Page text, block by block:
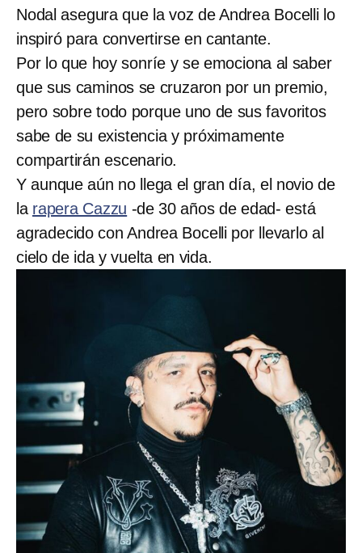
Nodal asegura que la voz de Andrea Bocelli lo
inspiró para convertirse en cantante.
Por lo que hoy sonríe y se emociona al saber
que sus caminos se cruzaron por un premio,
pero sobre todo porque uno de sus favoritos
sabe de su existencia y próximamente
compartirán escenario.
Y aunque aún no llega el gran día, el novio de
la rapera Cazzu -de 30 años de edad- está
agradecido con Andrea Bocelli por llevarlo al
cielo de ida y vuelta en vida.